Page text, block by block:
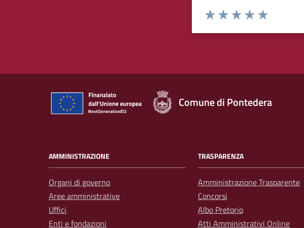
Rating:
Comune di Pontedera
AMMINISTRAZIONE
Organi di governo
Aree amministrative
Uffici
Enti e fondazioni
TRASPARENZA
Amministrazione Trasparente
Concorsi
Albo Pretorio
Atti Amministrativi Online